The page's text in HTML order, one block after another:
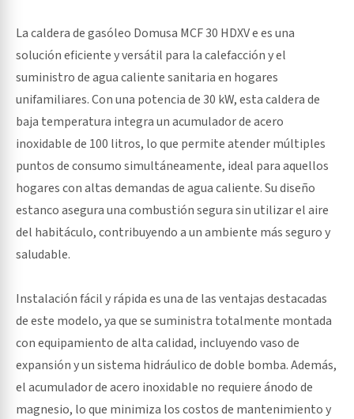
La caldera de gasóleo Domusa MCF 30 HDXV e es una
solución eficiente y versátil para la calefacción y el
suministro de agua caliente sanitaria en hogares
unifamiliares. Con una potencia de 30 kW, esta caldera de
baja temperatura integra un acumulador de acero
inoxidable de 100 litros, lo que permite atender múltiples
puntos de consumo simultáneamente, ideal para aquellos
hogares con altas demandas de agua caliente. Su diseño
estanco asegura una combustión segura sin utilizar el aire
del habitáculo, contribuyendo a un ambiente más seguro y
saludable.
Instalación fácil y rápida es una de las ventajas destacadas
de este modelo, ya que se suministra totalmente montada
con equipamiento de alta calidad, incluyendo vaso de
expansión y un sistema hidráulico de doble bomba. Además,
el acumulador de acero inoxidable no requiere ánodo de
magnesio, lo que minimiza los costos de mantenimiento y